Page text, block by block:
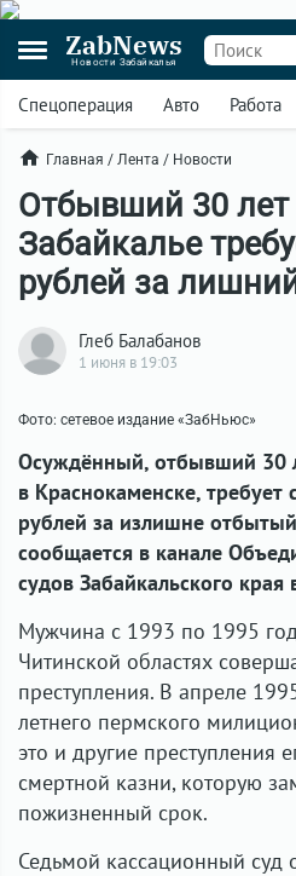
ZabNews
Новости Забайкалья
Спецоперация Авто Работа
Главная / Лента / Новости
Отбывший 30 лет
Забайкалье
рублей за
Глеб Балабанов
1 июня в 19:03
Фото: сетевое издание «ЗабНьюс»
Осуждённый, отбывший 30
в Краснокаменске,
рублей за излишне
сообщается в канале
судов Забайкальского
Мужчина с 1993 по 1995
Читинской областях
преступления. В апреле
летнего пермского
это и другие преступления
смертной казни, которую
пожизненный срок.
Седьмой кассационный